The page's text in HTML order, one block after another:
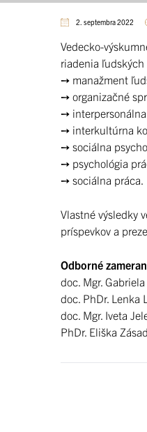
2. septembra 2022
Vedecko-
riadenia ľudských
➙ manažment
➙ organizačné
➙
➙ interkultúrna
➙ sociálna
➙ psychológia
➙ sociálna práca.
Vlastné výsledky
príspevkov a
Odborné
doc. Mgr.
doc. PhDr. Lenka
doc. Mgr. Iveta
PhDr. Eliška